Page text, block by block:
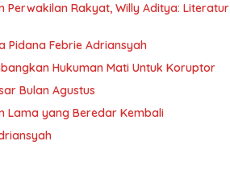
Perwakilan Rakyat, Willy Aditya: Literatur
Pidana Febrie Adriansyah
Hukuman Mati Untuk Koruptor
Bulan Agustus
Lama yang Beredar Kembali